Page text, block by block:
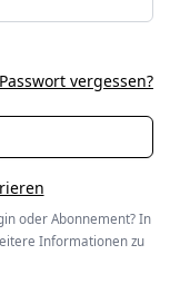
Passwort vergessen?
oder Abonnement? In
Informationen zu